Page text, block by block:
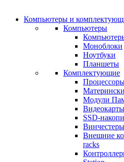
Компьютеры и
Компьютеры
Моноблоки
Ноутбуки
Планшеты
Комплектующие
Модули
Видеокарты
SSD-
Винчестеры
Внешние
racks